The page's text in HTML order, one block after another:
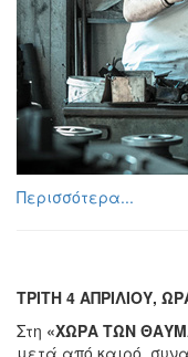
Περισσότερα...
ΤΡΙΤΗ 4 ΑΠΡΙΛΙΟΥ,
Στη «ΧΩΡΑ ΤΩΝ
μετά από καιρό,